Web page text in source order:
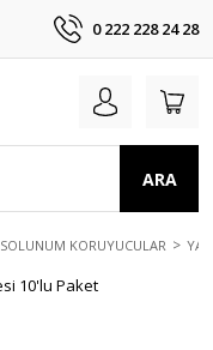
0 222 228 24 28
ARA
SOLUNUM KORUYUCULAR